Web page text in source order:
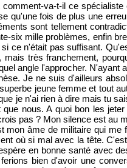
comment-va-t-il ce
qu'une fois de plus une
sont tellement
six mille problèmes, enfin
ce n'était pas suffisant.
mais très franchement,
angle l'approcher. N'ayant
Je ne suis d'ailleurs
jeune femme et tout
je n'ai rien à dire mais tu
que nous. A quoi bon les
pas ? Mon silence est au
mon âme de militaire qui
où si mal avec la tête.
en bonne santé avec
bien d'avoir une